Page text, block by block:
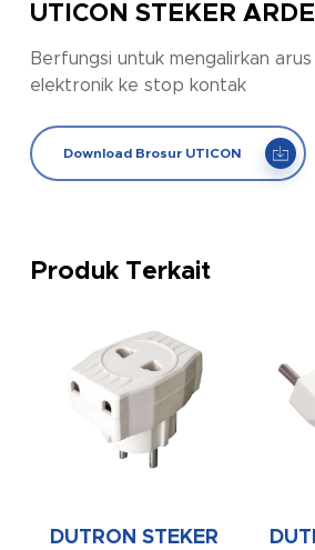
UTICON STEKER
Berfungsi untuk mengalirkan
elektronik ke stop kontak
Download Brosur UTICON
Produk Terkait
DUTRON STEKER